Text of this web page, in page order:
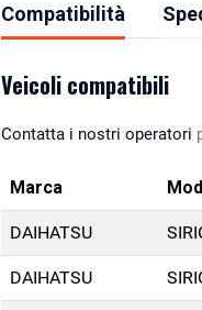
Compatibilità
Veicoli compatibili
Contatta i nostri operatori
Marca
DAIHATSU
DAIHATSU